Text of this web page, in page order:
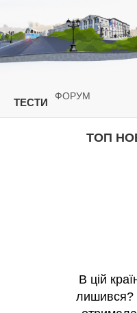
ТЕСТИ
ФОРУМ
ТОП
В цій
лишився?